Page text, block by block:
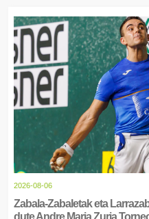
2026-08-06
Zabala-Zabaletak eta
dute Andre Maria Zuria